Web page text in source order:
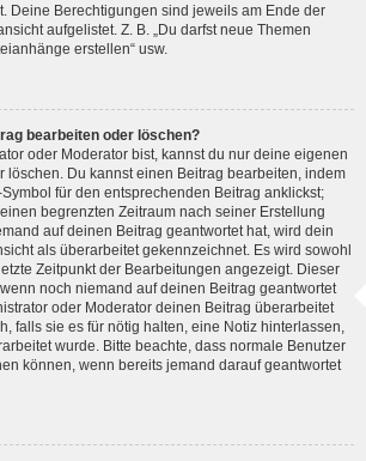
Deine Berechtigungen sind jeweils am Ende der
aufgelistet. Z. B. „Du darfst neue Themen
erstellen“ usw.
bearbeiten oder löschen?
oder Moderator bist, kannst du nur deine eigenen
löschen. Du kannst einen Beitrag bearbeiten, indem
Symbol für den entsprechenden Beitrag anklickst;
begrenzten Zeitraum nach seiner Erstellung
auf deinen Beitrag geantwortet hat, wird dein
als überarbeitet gekennzeichnet. Es wird sowohl
Zeitpunkt der Bearbeitungen angezeigt. Dieser
noch niemand auf deinen Beitrag geantwortet
oder Moderator deinen Beitrag überarbeitet
falls sie es für nötig halten, eine Notiz hinterlassen,
wurde. Bitte beachte, dass normale Benutzer
können, wenn bereits jemand darauf geantwortet